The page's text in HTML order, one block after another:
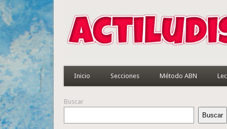
Inicio Secciones Método ABN
Buscar
Buscar